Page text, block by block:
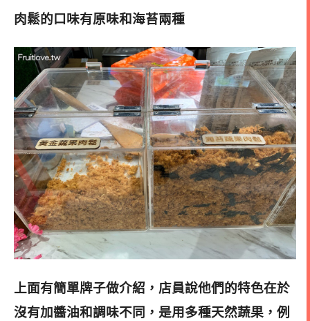
肉鬆的口味有原味和海苔兩種
上面有簡單牌子做介紹，店員說他們的特色在於
沒有加醬油和調味不同，是用多種天然蔬果，例